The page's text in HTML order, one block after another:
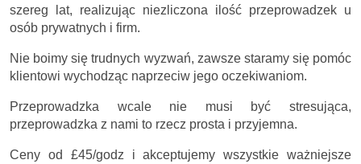
szereg lat, realizując niezliczona ilość przeprowadzek u
osób prywatnych i firm.
Nie boimy się trudnych wyzwań, zawsze staramy się pomóc
klientowi wychodząc naprzeciw jego oczekiwaniom.
Przeprowadzka wcale nie musi być stresująca,
przeprowadzka z nami to rzecz prosta i przyjemna.
Ceny od £45/godz i akceptujemy wszystkie ważniejsze